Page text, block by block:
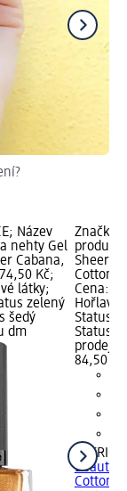
Název
nehty Gel
Cabana,
Kč;
látky;
zelený
šedý
dm
Značka:
Sheer
Cotton
Cena:
Hořlavé
Status
Status
84,50 Kč
CATRICE